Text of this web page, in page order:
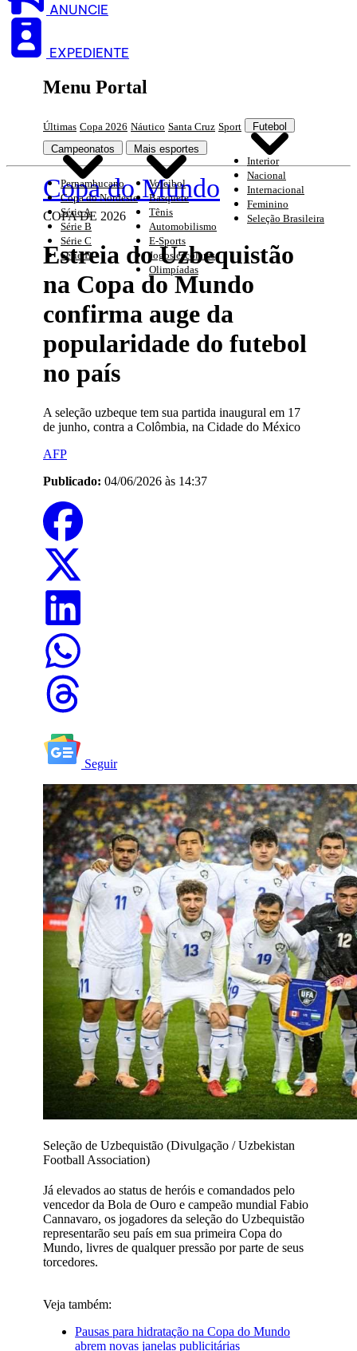
ANUNCIE
EXPEDIENTE
Menu Portal
Últimas Copa 2026 Náutico Santa Cruz Sport Futebol
Interior
Nacional
Internacional
Feminino
Seleção Brasileira
Campeonatos
Pernambucano
Copa do Nordeste
Série A
Série B
Série C
Série D
Mais esportes
Voleibol
Basquete
Tênis
Automobilismo
E-Sports
Jogos escolares
Olimpíadas
Copa do Mundo
COPA DE 2026
Estreia do Uzbequistão
na Copa do Mundo
confirma auge da
popularidade do futebol
no país
A seleção uzbeque tem sua partida inaugural em 17
de junho, contra a Colômbia, na Cidade do México
AFP
Publicado: 04/06/2026 às 14:37
Seguir
Seleção de Uzbequistão (Divulgação / Uzbekistan
Football Association)
Já elevados ao status de heróis e comandados pelo
vencedor da Bola de Ouro e campeão mundial Fabio
Cannavaro, os jogadores da seleção do Uzbequistão
representarão seu país em sua primeira Copa do
Mundo, livres de qualquer pressão por parte de seus
torcedores.
Veja também:
Pausas para hidratação na Copa do Mundo
abrem novas janelas publicitárias